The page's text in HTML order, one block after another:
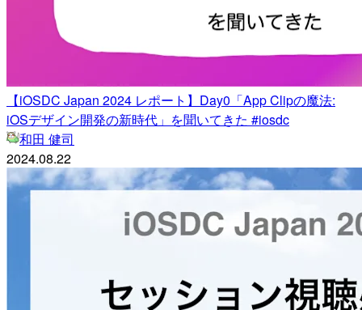
【iOSDC Japan 2024 レポート】Day0「App Clipの魔法:
iOSデザイン開発の新時代」を聞いてきた #iosdc
和田 健司
2024.08.22